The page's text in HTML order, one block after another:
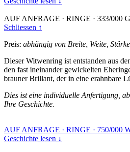
AUF ANFRAGE · RINGE · 333/000
Schliessen ↑
Preis: abhängig von Breite, Weite,
Dieser Witwenring ist entstanden aus
den fast ineinander gewickelten
brauner Brillant, der in eine erahnbare
Dies ist eine individuelle Anfertigung,
Ihre Geschichte.
AUF ANFRAGE · RINGE · 750/000
Geschichte lesen ↓